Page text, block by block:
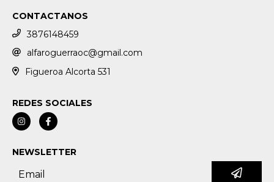
CONTACTANOS
3876148459
alfaroguerraoc@gmail.com
Figueroa Alcorta 531
REDES SOCIALES
NEWSLETTER